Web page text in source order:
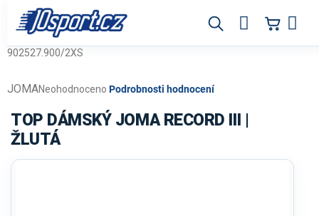
obsah
902527.900/2XS
Průměrné
produktu
0,0
Neohodnoceno Podrobnosti hodnocení
JOMA
TOP DÁMSKÝ JOMA RECORD III |
ŽLUTÁ